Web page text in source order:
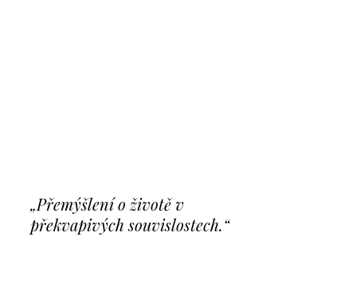
„Přemýšlení o životě v
překvapivých souvislostech.“